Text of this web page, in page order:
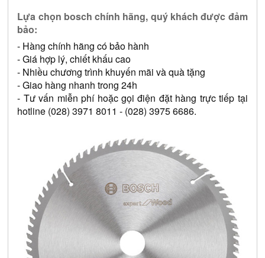
Lựa chọn bosch chính hãng, quý khách được đảm
bảo:
- Hàng chính hãng có bảo hành
- Giá hợp lý, chiết khấu cao
- Nhiều chương trình khuyến mãi và quà tặng
- Giao hàng nhanh trong 24h
- Tư vấn miễn phí hoặc gọi điện đặt hàng trực tiếp tại
hotline (028) 3971 8011 - (028) 3975 6686.